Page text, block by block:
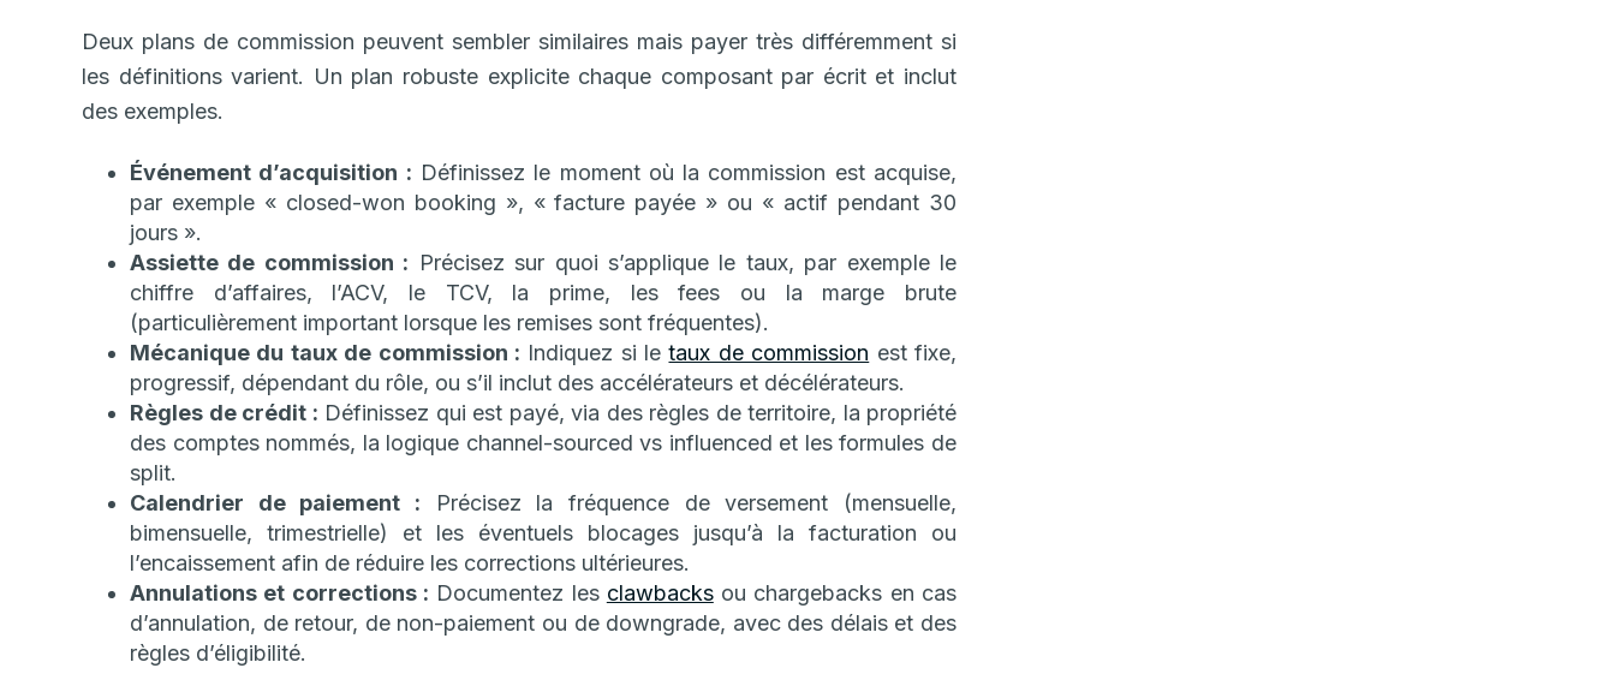
Deux plans de commission peuvent sembler similaires mais payer très différemment si
les définitions varient. Un plan robuste explicite chaque composant par écrit et inclut
des exemples.
Événement d’acquisition : Définissez le moment où la commission est acquise,
par exemple « closed-won booking », « facture payée » ou « actif pendant 30
jours ».
Assiette de commission : Précisez sur quoi s’applique le taux, par exemple le
chiffre d’affaires, l’ACV, le TCV, la prime, les fees ou la marge brute
(particulièrement important lorsque les remises sont fréquentes).
Mécanique du taux de commission : Indiquez si letaux de commission est fixe,
progressif, dépendant du rôle, ou s’il inclut des accélérateurs et décélérateurs.
Règles de crédit : Définissez qui est payé, via des règles de territoire, la propriété
des comptes nommés, la logique channel-sourced vs influenced et les formules de
split.
Calendrier de paiement : Précisez la fréquence de versement (mensuelle,
bimensuelle, trimestrielle) et les éventuels blocages jusqu’à la facturation ou
l’encaissement afin de réduire les corrections ultérieures.
Annulations et corrections : Documentez les clawbacksou chargebacks en cas
d’annulation, de retour, de non-paiement ou de downgrade, avec des délais et des
règles d’éligibilité.